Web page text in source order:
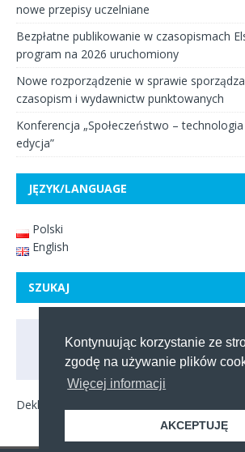
nowe przepisy uczelniane
Bezpłatne publikowanie w czasopismach
program na 2026 uruchomiony
Nowe rozporządzenie w sprawie
czasopism i wydawnictw punktowanych
Konferencja „Społeczeństwo –
edycja”
JĘZYK/LANGUAGE
Polski
English
SZUKAJ
Deklaracja dostępności
Kontynuując korzystanie ze
zgodę na używanie plików
Więcej informacji
AKCEPTUJĘ